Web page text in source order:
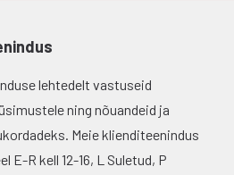
lehtedelt vastuseid
ning nõuandeid ja
Meie klienditeenindus
E-R kell 12-16, L Suletud, P